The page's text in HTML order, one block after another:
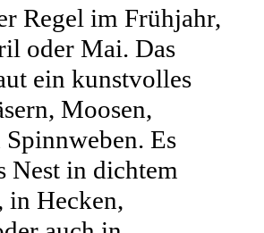
Regel im Frühjahr,
oder Mai. Das
ein kunstvolles
Moosen,
Es
Nest in dichtem
in Hecken,